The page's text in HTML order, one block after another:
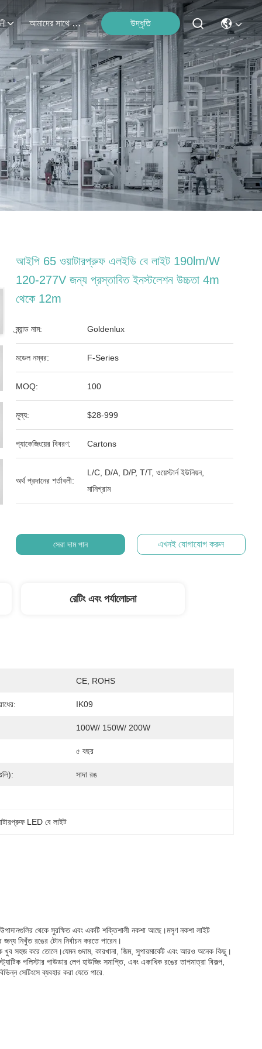
আমাদের সাথে যোগাযোগ উদ্ধৃতি
আইপি 65 ওয়াটারপ্রুফ এলইডি বে লাইট 190lm/W
120-277V জন্য প্রস্তাবিত ইনস্টলেশন উচ্চতা 4m
থেকে 12m
ব্র্যান্ড নাম: Goldenlux
মডেল নম্বর: F-Series
MOQ: 100
মূল্য: $28-999
প্যাকেজিংয়ের বিবরণ: Cartons
অর্থ প্রদানের শর্তাবলী:
L/C, D/A, D/P, T/T, ওয়েস্টার্ন ইউনিয়ন,
মানিগ্রাম
সেরা দাম পান এখনই যোগাযোগ করুন
রেটিং এবং পর্যালোচনা
CE, ROHS
IK09
100W/ 150W/ 200W
৫ বছর
সাদা রঙ
LED বে লাইট
উপাদানগুলির থেকে সুরক্ষিত এবং একটি শক্তিশালী নকশা আছে।মসৃণ নকশা লাইট
নিখুঁত রঙের টোন নির্বাচন করতে পারেন।
খুব সহজ করে তোলে।যেমন গুদাম, কারখানা, জিম, সুপারমার্কেট এবং আরও অনেক কিছু।
পলিস্টার পাউডার লেপ হাউজিং সমাপ্তি, এবং একাধিক রঙের তাপমাত্রা বিকল্প,
সেটিংসে ব্যবহার করা যেতে পারে.